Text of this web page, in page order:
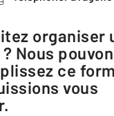
Nous
ce
vous